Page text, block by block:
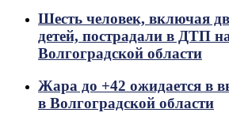
Шесть человек, включая
детей, пострадали в ДТП
Волгоградской области
Жара до +42 ожидается в
в Волгоградской области